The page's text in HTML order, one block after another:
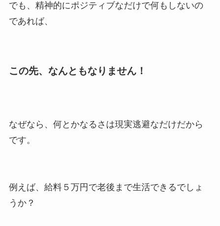
でも、精神的にポジティブなだけで何もしないの
であれば、
この先、なんともなりません！
なぜなら、何とかなるさは現実逃避なだけだから
です。
例えば、給料５万円で老後まで生活できるでしょ
うか？